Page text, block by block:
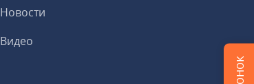
Новости
Видео